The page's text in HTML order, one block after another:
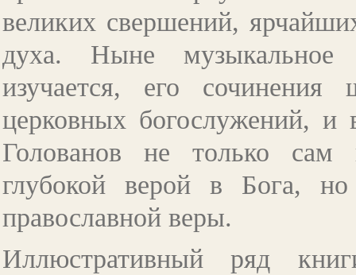
великих свершений,
духа. Ныне музыкальное
изучается, его
церковных богослужений,
Голованов не только
глубокой верой в Бога,
православной веры.
Иллюстративный ряд